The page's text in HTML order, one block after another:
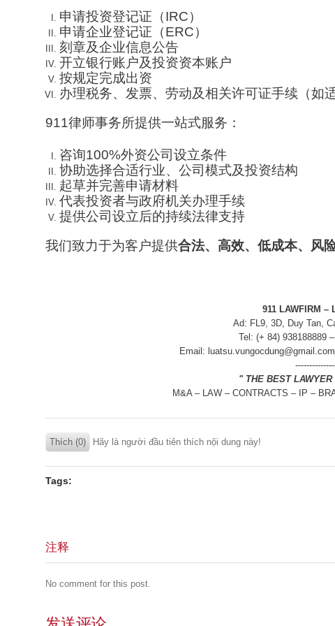
申请投资登记证（IRC）
申请企业登记证（ERC）
刻章及企业信息公告
开立银行账户及投资资本账户
按规定完成出资
办理税务、发票、劳动及相关许可证手续（如适
911律师事务所提供一站式服务：
咨询100%外资公司设立条件
协助选择合适行业、公司模式及投资结构
起草并完善申请材料
代表投资者与政府机关办理手续
提供公司设立后的持续法律支持
我们致力于为客户提供合法、高效、低成本、风
911 LAWFIRM –
Ad: FL9, 3D, Duy Tan,
Tel: (+ 84) 938188889
Email:
" THE BEST
M&A – LAW – CONTRACTS – IP –
Thích (0) Hãy là người đầu tiên thích nội dung này!
Tags:
注释
No comment for this post.